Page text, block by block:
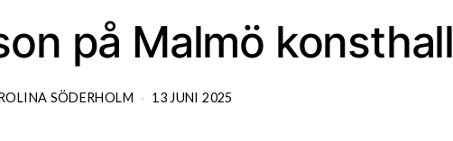
på Malmö konsthall
SÖDERHOLM 13 JUNI 2025